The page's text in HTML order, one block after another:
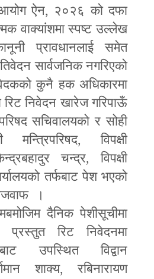
ऐन, २०२६ को दफा
वाक्यांशमा स्पष्ट उल्लेख
प्रावधानलाई समेत
सार्वजनिक नगरिएको
कुनै हक अधिकारमा
निवेदन खारेज गरिपाऊँ
सचिवालयको र सोही
मन्त्रिपरिषद,विपक्षी
चन्द्र,विपक्षी
तर्फबाट पेश भएको
।
दैनिक पेशीसूचीमा
रिट निवेदनमा
उपस्थित विद्वान
शाक्य,रबिनारायण